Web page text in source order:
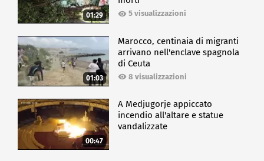
01:29 5 visualizzazioni
01:03
Marocco, centinaia di migranti
arrivano nell'enclave spagnola
di Ceuta
8 visualizzazioni
00:47
A Medjugorje appiccato
incendio all'altare e statue
vandalizzate